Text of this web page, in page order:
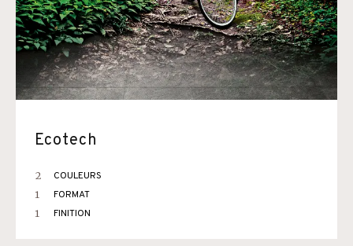
Ecotech
2 COULEURS
1 FORMAT
1 FINITION